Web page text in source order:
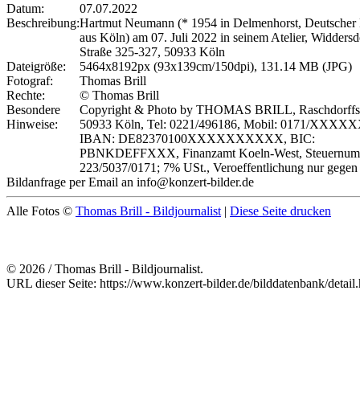
Datum:
07.07.2022
Beschreibung:Hartmut Neumann (* 1954 in Delmenhorst, Deutscher
aus Köln) am 07. Juli 2022 in seinem Atelier,
Straße 325-327, 50933 Köln
Dateigröße:
5464x8192px (93x139cm/150dpi), 131.14 MB (JPG)
Fotograf:
Thomas Brill
Rechte:
© Thomas Brill
Besondere
Hinweise:
Copyright & Photo by THOMAS BRILL,
50933 Köln, Tel: 0221/496186, Mobil: 0171/
IBAN: DE82370100XXXXXXXXXX, BIC:
PBNKDEFFXXX, Finanzamt Koeln-West,
223/5037/0171; 7% USt., Veroeffentlichung nur
Bildanfrage per Email an info@konzert-bilder.de
Alle Fotos © Thomas Brill - Bildjournalist | Diese Seite drucken
© 2026 / Thomas Brill - Bildjournalist.
URL dieser Seite: https://www.konzert-bilder.de/bilddatenbank/